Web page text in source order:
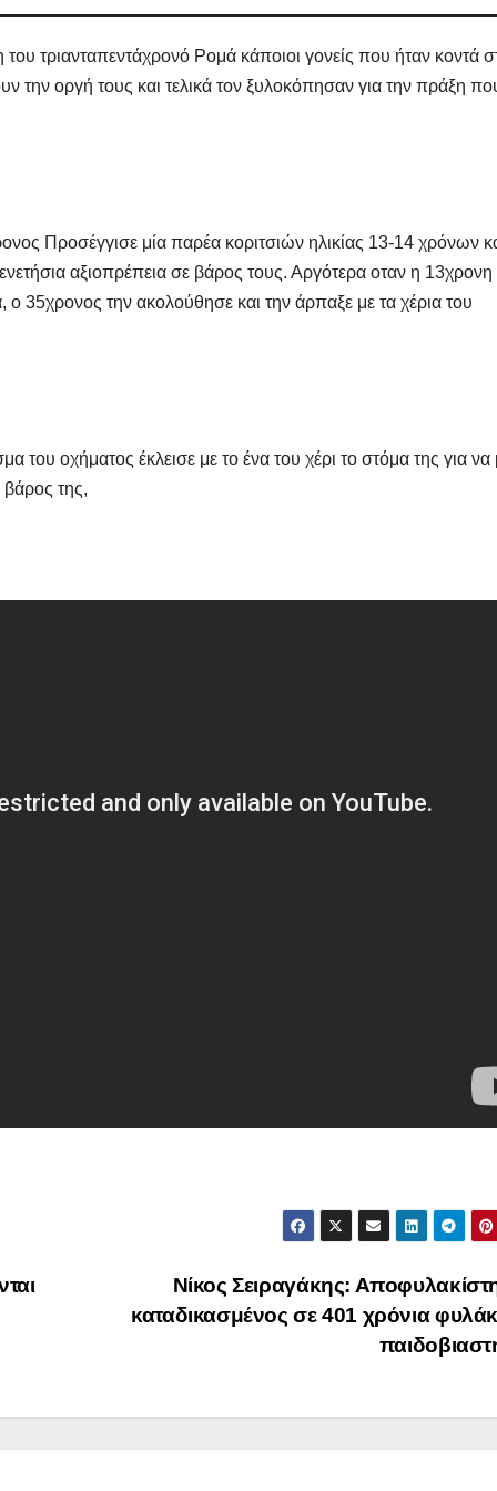
τριανταπεντάχρονό Ρομά κάποιοι γονείς που ήταν κοντά
την οργή τους και τελικά τον ξυλοκόπησαν για την πράξη
Προσέγγισε μία παρέα κοριτσιών ηλικίας 13-14 χρόνων
αξιοπρέπεια σε βάρος τους. Αργότερα οταν η 13χρονη
35χρονος την ακολούθησε και την άρπαξε με τα χέρια του
του οχήματος έκλεισε με το ένα του χέρι το στόμα της για να
βάρος της,
Νίκος Σειραγάκης:
καταδικασμένος σε 401 χρόνια
Ποιοι είναι
Τι Θέση
με
;